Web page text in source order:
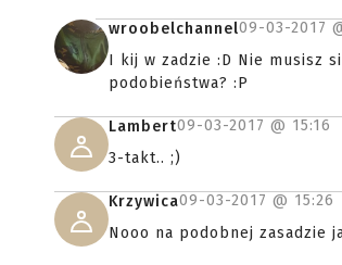
wroobelchannel09-03-2017
I kij w zadzie :D Nie musisz
podobieństwa? :P
Lambert09-03-2017 @ 15:16
3-takt.. ;)
Krzywica09-03-2017 @ 15:26
Nooo na podobnej zasadzie